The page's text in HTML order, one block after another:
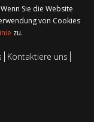
Sie die Website
von Cookies
zu.
Kontaktiere uns